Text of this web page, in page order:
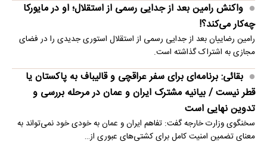
واکنش رامین بعد از جدایی رسمی از استقلال؛ او در مایورکا
چه‌کار می‌کند؟!
رامین رضاییان بعد از جدایی رسمی از استقلال استوری جدیدی را در فضای
مجازی به اشتراک گذاشته است.
بقائی: برنامه‌ای برای سفر عراقچی و قالیباف به پاکستان یا
قطر نیست / بیانیه مشترک ایران و عمان در مرحله بررسی و
تدوین نهایی است
سخنگوی وزارت خارجه گفت: تفاهم ایران و عمان به خودی خود نمی‌تواند به
معنای تضمین امنیت کامل برای کشتی‌های عبوری از…